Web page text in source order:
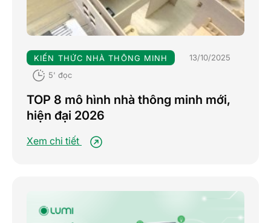
KIẾN THỨC NHÀ THÔNG MINH
13/10/2025
5' đọc
TOP 8 mô hình nhà thông minh mới,
hiện đại 2026
Xem chi tiết